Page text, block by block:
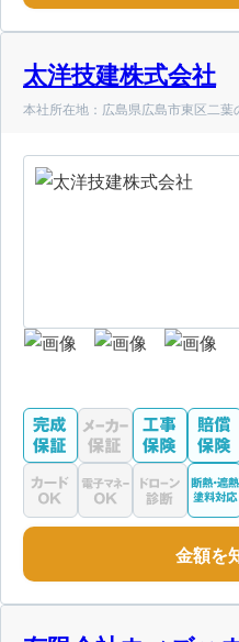
太洋技建株式会社
本社所在地：広島県広島市東区二
金額を